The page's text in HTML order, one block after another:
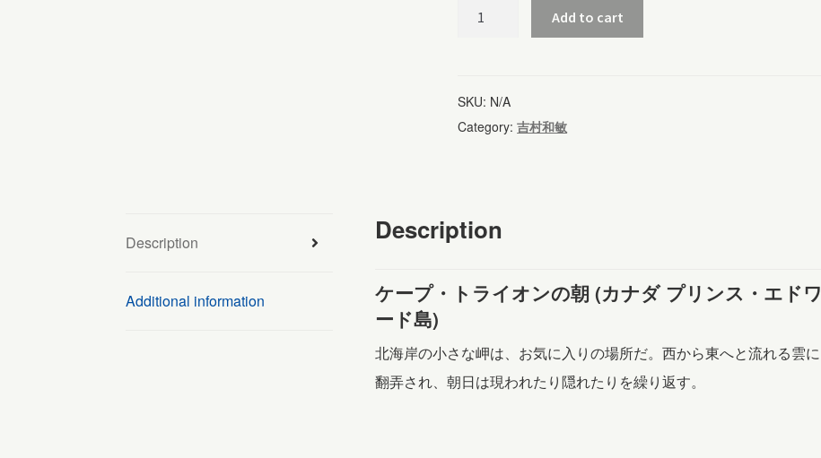
ト
ラ
の
(249)
Add to cart
SKU: N/A
Category:吉村和敏
Description
Additional information
Description
ケープ・トライオンの朝 (カナダ プリンス・エドワ
ード島)
北海岸の小さな岬は、お気に入りの場所だ。西から東へと流れる雲に
翻弄され、朝日は現われたり隠れたりを繰り返す。